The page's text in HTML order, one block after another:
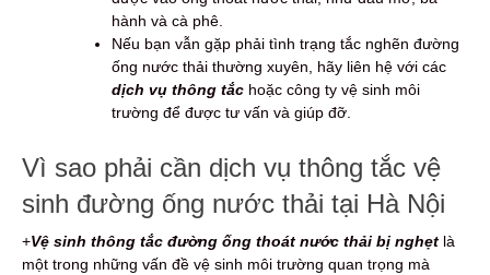
hành và cà phê.
Nếu bạn vẫn gặp phải tình trạng tắc nghẽn đường
ống nước thải thường xuyên, hãy liên hệ với các
dịch vụ thông tắc hoặc công ty vệ sinh môi
trường để được tư vấn và giúp đỡ.
Vì sao phải cần dịch vụ thông tắc vệ
sinh đường ống nước thải tại Hà Nội
+Vệ sinh thông tắc đường ống thoát nước thải bị nghẹt là
một trong những vấn đề vệ sinh môi trường quan trọng mà